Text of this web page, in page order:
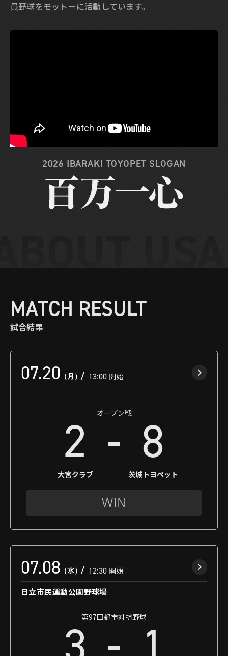
員野球をモットーに活動しています。
2026 IBARAKI TOYOPET SLOGAN
2026 IBARAKI TOYOPET SLOGAN
MATCH RESULT
試合結果
07.20 （月） 13:00 開始
オープン戦
2
大宮クラブ
- 8
茨城トヨペット
WIN
07.08 （水） 12:30 開始
日立市民運動公園野球場
第97回都市対抗野球
3 1